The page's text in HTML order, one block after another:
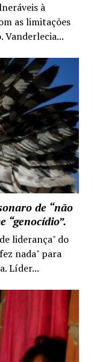
à
as limitações
Vanderlecia...
de “não
“genocídio”.
liderança" do
nada" para
Líder...